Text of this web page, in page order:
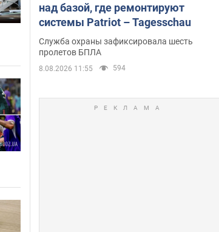
над базой, где ремонтируют
системы Patriot – Tagesschau
Служба охраны зафиксировала шесть
пролетов БПЛА
8.08.2026 11:55 594